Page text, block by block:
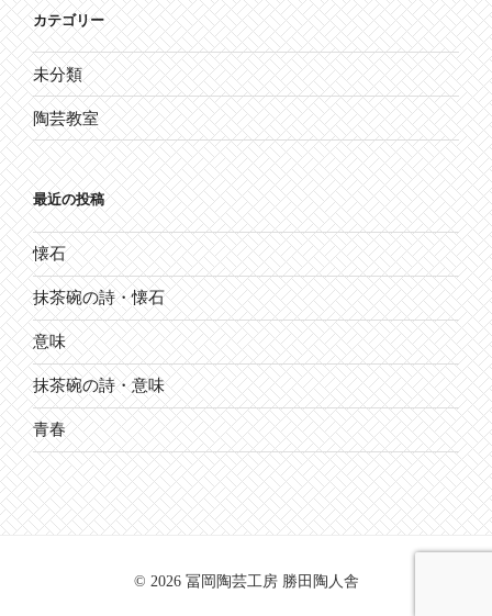
カテゴリー
未分類
陶芸教室
最近の投稿
懐石
抹茶碗の詩・懐石
意味
抹茶碗の詩・意味
青春
© 2026 冨岡陶芸工房 勝田陶人舎